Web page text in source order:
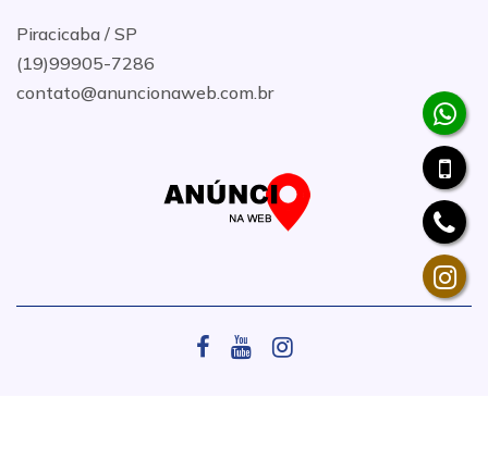
Piracicaba / SP
(19)99905-7286
contato@anuncionaweb.com.br